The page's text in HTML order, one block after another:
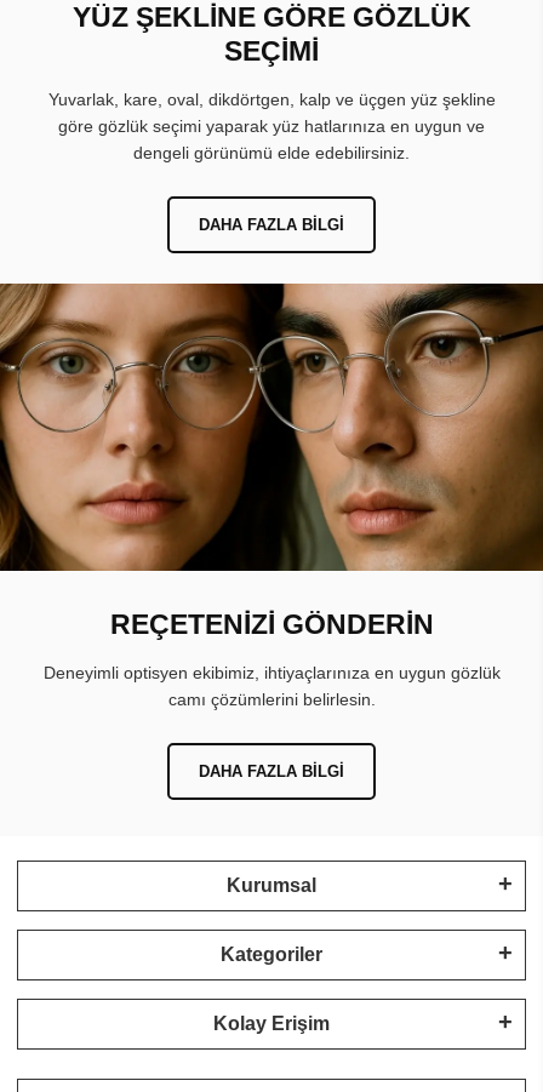
YÜZ ŞEKLİNE GÖRE GÖZLÜK
SEÇİMİ
Yuvarlak, kare, oval, dikdörtgen, kalp ve üçgen yüz şekline
göre gözlük seçimi yaparak yüz hatlarınıza en uygun ve
dengeli görünümü elde edebilirsiniz.
DAHA FAZLA BILGI
REÇETENİZİ GÖNDERİN
Deneyimli optisyen ekibimiz, ihtiyaçlarınıza en uygun gözlük
camı çözümlerini belirlesin.
DAHA FAZLA BILGI
Kurumsal
Kategoriler
Kolay Erişim